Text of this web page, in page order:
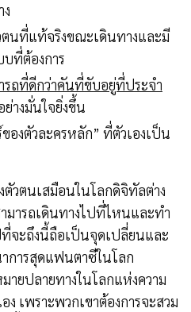
นที่แท้จริงขณะเดินทางและมี
บที่ต้องการ
รถที่ดีกว่าคันที่ขับอยู่ที่ประจำ
างมั่นใจยิ่งขึ้น
องตัวละครหลัก” ที่ตัวเองเป็น
วตนเสมือนในโลกดิจิทัลต่าง
มารถเดินทางไปที่ไหนและทำ
ที่จะถึงนี้ถือเป็นจุดเปลี่ยนและ
การสุดแฟนตาซีในโลก
ยปลายทางในโลกแห่งความ
ง เพราะพวกเขาต้องการจะสวม